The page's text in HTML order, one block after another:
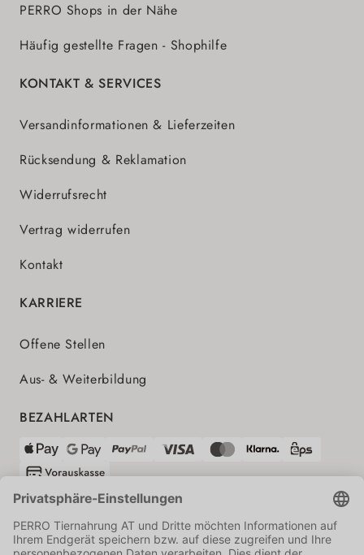
PERRO Shops in der Nähe
Häufig gestellte Fragen - Shophilfe
KONTAKT & SERVICES
Versandinformationen & Lieferzeiten
Rücksendung & Reklamation
Widerrufsrecht
Vertrag widerrufen
Kontakt
KARRIERE
Offene Stellen
Aus- & Weiterbildung
BEZAHLARTEN
VERSANDPARTNER